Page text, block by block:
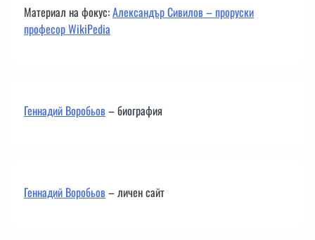
Материал на фокус:Александър Сивилов – проруски
професор WikiPedia
Геннадий Воробьов– биография
Геннадий Воробьов– личен сайт